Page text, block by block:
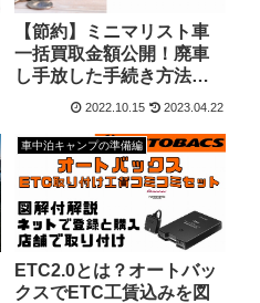
【節約】ミニマリスト車
一括買取金額公開！廃車
し手放した手続き方法と
必要な物
2022.10.15 2023.04.22
車中泊キャンプの準備編
ETC2.0とは？オートバッ
クスでETC工賃込みを図